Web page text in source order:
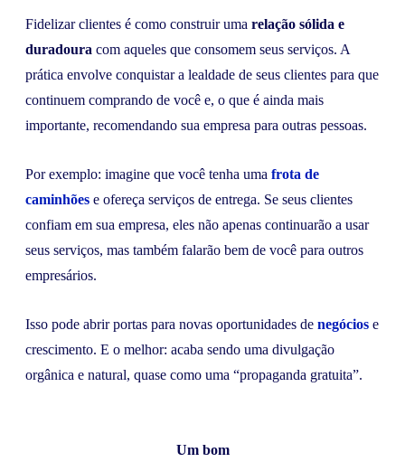
Fidelizar clientes é como construir uma relação sólida e
duradoura com aqueles que consomem seus serviços. A
prática envolve conquistar a lealdade de seus clientes para que
continuem comprando de você e, o que é ainda mais
importante, recomendando sua empresa para outras pessoas.
Por exemplo: imagine que você tenha uma frota de
caminhões e ofereça serviços de entrega. Se seus clientes
confiam em sua empresa, eles não apenas continuarão a usar
seus serviços, mas também falarão bem de você para outros
empresários.
Isso pode abrir portas para novas oportunidades de negócios e
crescimento. E o melhor: acaba sendo uma divulgação
orgânica e natural, quase como uma “propaganda gratuita”.
Um bom